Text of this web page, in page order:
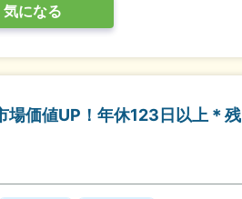
気になる
場価値UP！年休123日以上＊残